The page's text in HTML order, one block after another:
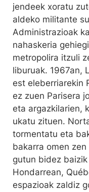
jendeek xoratu
aldeko militante
Administrazioak
nahaskeria
metropolira itzuli
liburuak. 1967an,
est eleberriarekin
ez zuen Parisera
eta argazkilarien,
ukatu zituen.
tormentatu eta
bakarra omen zen
gutun bidez
Hondarrean,
espazioak zaldiz